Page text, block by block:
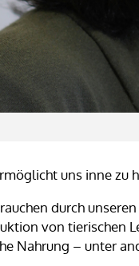
uns inne zu
durch
von tierischen
Nahrung – unter